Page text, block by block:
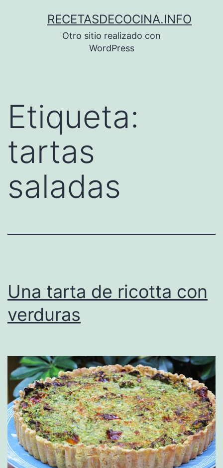
RECETASDECOCINA.INFO
Otro sitio realizado con
WordPress
Etiqueta:
tartas
saladas
Una tarta de ricotta con
verduras